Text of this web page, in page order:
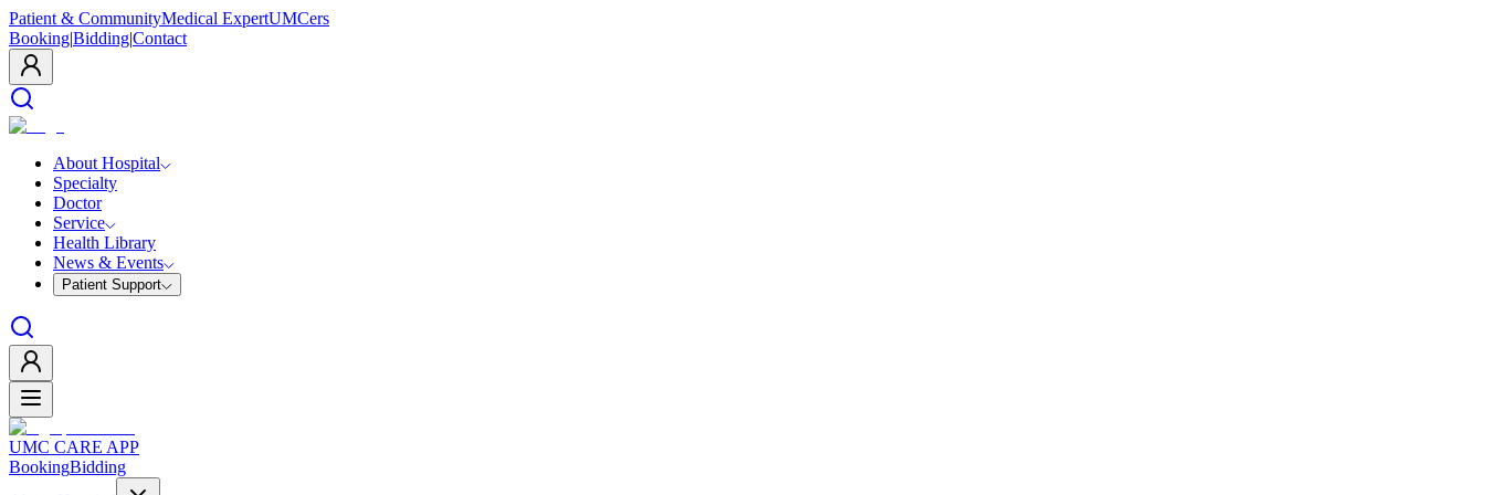
Patient & CommunityMedical ExpertUMCers
Booking|Bidding|Contact
About Hospital
Specialty
Doctor
Service
Health Library
News & Events
Patient Support
UMC CARE APP
BookingBidding